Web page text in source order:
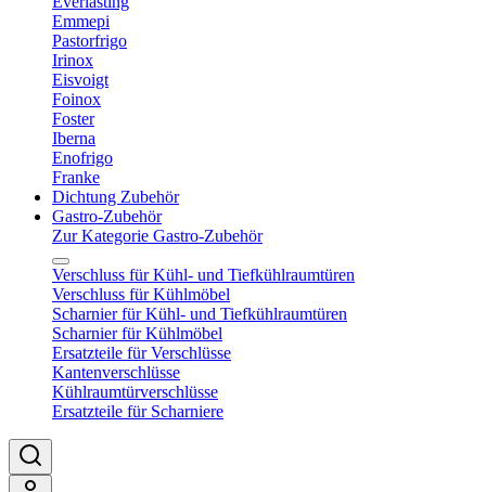
Emmepi
Pastorfrigo
Irinox
Eisvoigt
Foinox
Foster
Iberna
Enofrigo
Franke
Dichtung Zubehör
Gastro-Zubehör
Zur Kategorie Gastro-Zubehör
Verschluss für Kühl- und Tiefkühlraumtüren
Verschluss für Kühlmöbel
Scharnier für Kühl- und Tiefkühlraumtüren
Scharnier für Kühlmöbel
Ersatzteile für Verschlüsse
Kantenverschlüsse
Kühlraumtürverschlüsse
Ersatzteile für Scharniere